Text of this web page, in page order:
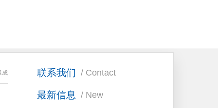
联系我们 / Contact
最新信息 / New
成